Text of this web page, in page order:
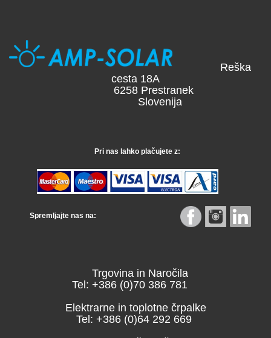
Reška
cesta 18A
6258 Prestranek
Slovenija
Pri nas lahko plačujete z:
Spremljajte nas na:
Trgovina in Naročila
Tel: +386 (0)70 386 781
Elektrarne in toplotne črpalke
Tel: +386 (0)64 292 669